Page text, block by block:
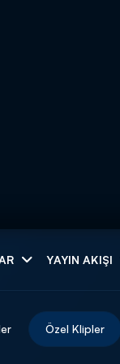
YAYIN AKIŞI
SONUÇLARI
Özel Klipler